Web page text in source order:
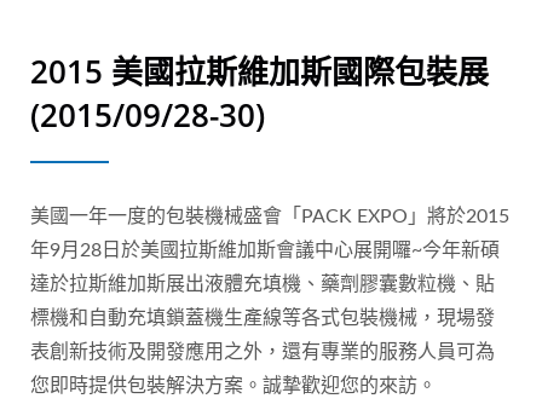
2015 美國拉斯維加斯國際包裝展
(2015/09/28-30)
美國一年一度的包裝機械盛會「PACK EXPO」將於2015
年9月28日於美國拉斯維加斯會議中心展開囉~今年新碩
達於拉斯維加斯展出液體充填機、藥劑膠囊數粒機、貼
標機和自動充填鎖蓋機生產線等各式包裝機械，現場發
表創新技術及開發應用之外，還有專業的服務人員可為
您即時提供包裝解決方案。誠摯歡迎您的來訪。